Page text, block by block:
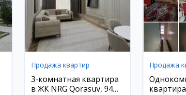
Продажа квартир
3-комнатная квартира
в ЖК NRG Qorasuv, 94
Продажа